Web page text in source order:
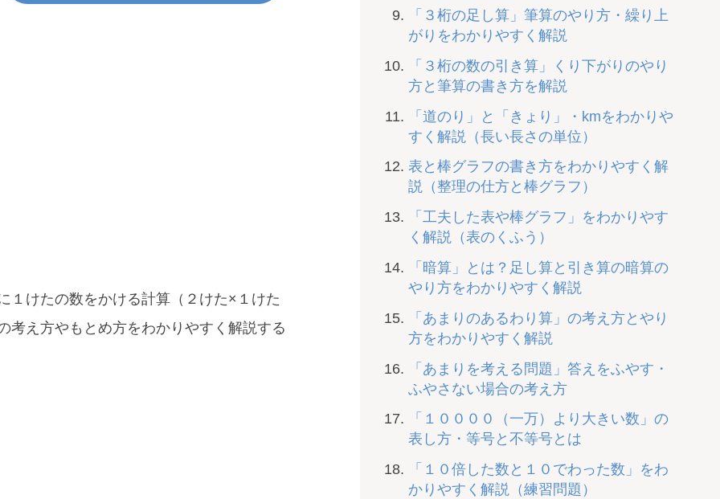
１けたの数をかける計算（２けた×１けた
考え方やもとめ方をわかりやすく解説する
「３桁の足し算」筆算のやり方・繰り上
がりをわかりやすく解説
「３桁の数の引き算」くり下がりのやり
方と筆算の書き方を解説
「道のり」と「きょり」・kmをわかりや
すく解説（長い長さの単位）
表と棒グラフの書き方をわかりやすく解
説（整理の仕方と棒グラフ）
「工夫した表や棒グラフ」をわかりやす
く解説（表のくふう）
「暗算」とは？足し算と引き算の暗算の
やり方をわかりやすく解説
「あまりのあるわり算」の考え方とやり
方をわかりやすく解説
「あまりを考える問題」答えをふやす・
ふやさない場合の考え方
「１００００（一万）より大きい数」の
表し方・等号と不等号とは
「１０倍した数と１０でわった数」をわ
かりやすく解説（練習問題）